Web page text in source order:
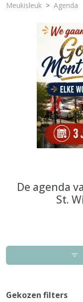
Meukisleuk Agenda
De agenda
St.
Gekozen filters